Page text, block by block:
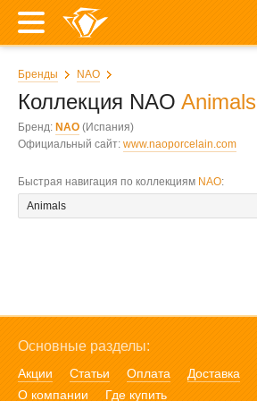
Бренды NAO
Коллекция NAO Animals
Бренд: NAO (Испания)
Официальный сайт: www.naoporcelain.com
Быстрая навигация по коллекциям NAO:
Основные разделы:
Акции Статьи Оплата Доставка
О компании
Где купить